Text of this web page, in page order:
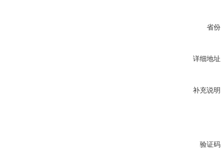
省
详细地
补充说
验证